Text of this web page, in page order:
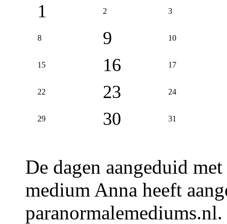
1 2 3
8 9 10
15 16 17
22 23 24
29 30 31
De dagen aangeduid
medium Anna heeft
paranormalemediums.nl.